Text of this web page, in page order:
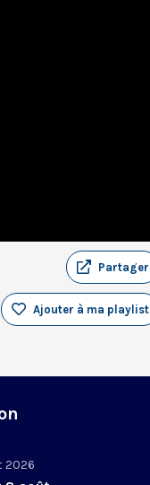
Partager
Ajouter à ma playlist
2026